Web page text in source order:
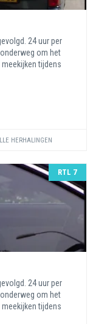
24 uur per
om het
tijdens
HERHALINGEN
RTL 7
24 uur per
om het
tijdens